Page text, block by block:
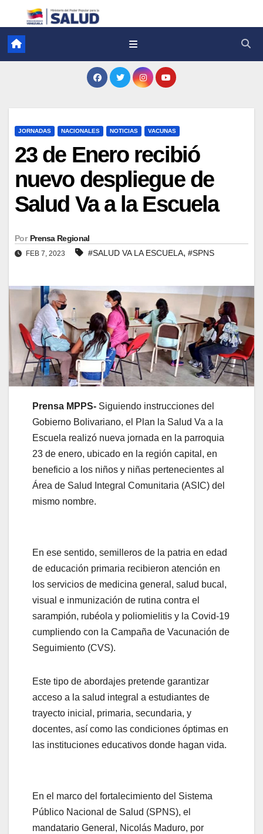
JORNADAS NACIONALES NOTICIAS VACUNAS
23 de Enero recibió
nuevo despliegue de
Salud Va a la Escuela
Por Prensa Regional
FEB 7, 2023 #SALUD VA LA ESCUELA, #SPNS
Prensa MPPS- Siguiendo instrucciones del
Gobierno Bolivariano, el Plan la Salud Va a la
Escuela realizó nueva jornada en la parroquia
23 de enero, ubicado en la región capital, en
beneficio a los niños y niñas pertenecientes al
Área de Salud Integral Comunitaria (ASIC) del
mismo nombre.
En ese sentido, semilleros de la patria en edad
de educación primaria recibieron atención en
los servicios de medicina general, salud bucal,
visual e inmunización de rutina contra el
sarampión, rubéola y poliomielitis y la Covid-19
cumpliendo con la Campaña de Vacunación de
Seguimiento (CVS).
Este tipo de abordajes pretende garantizar
acceso a la salud integral a estudiantes de
trayecto inicial, primaria, secundaria, y
docentes, así como las condiciones óptimas en
las instituciones educativos donde hagan vida.
En el marco del fortalecimiento del Sistema
Público Nacional de Salud (SPNS), el
mandatario General, Nicolás Maduro, por